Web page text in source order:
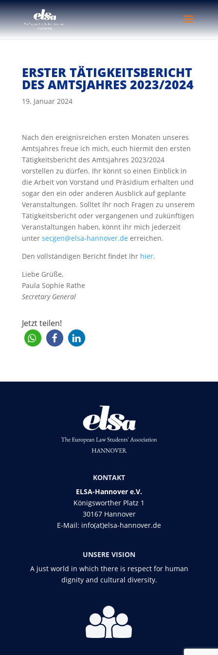
ERSTER TÄTIGKEITSBERICHT
DES AMTSJAHRES 2023/2024
19. Januar 2024
Nach den ereignisreichen ersten Monaten unseres
Amtsjahres freue ich mich, euch hiermit den ersten
Tätigkeitsbericht des Amtsjahres 2023/2024
vorstellen zu dürfen. Ihr könnt so einen Einblick in
die Arbeit von Vorstand und Präsidium erhalten und
sogar den ein oder anderen Ausblick auf geplante
Veranstaltungen. Solltet Ihr noch Fragen zu unserem
Tätigkeitsbericht oder vergangenen und zukünftigen
Veranstaltungen haben, könnt ihr mich jederzeit
unter secgen@elsa-hannover.de erreichen.
Den vollständigen Bericht findet Ihr hier.
Liebe Grüße,
Paula Sophie Rathe
Secretary General
Jetzt teilen!
KONTAKT
ELSA-Hannover e.V.
Königsworther Platz 1
30167 Hannover
E-Mail: info(at)elsa-hannover.de
UNSERE VISION
A just world in which there is respect for human
dignity and cultural diversity.